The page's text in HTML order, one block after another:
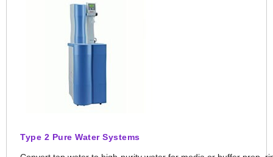
Type 2 Pure Water Systems